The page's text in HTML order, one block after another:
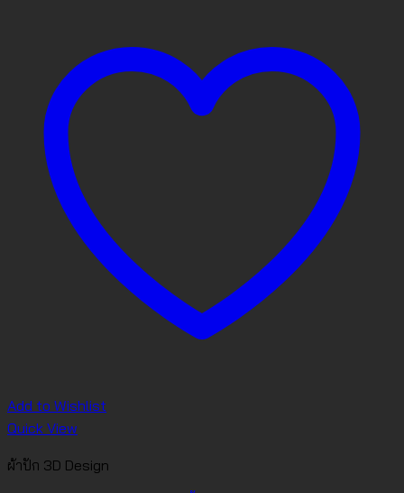
Add to Wishlist
Quick View
ผ้าปัก 3D Design